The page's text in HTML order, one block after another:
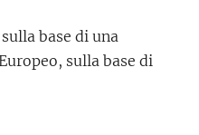
base di una
sulla base di